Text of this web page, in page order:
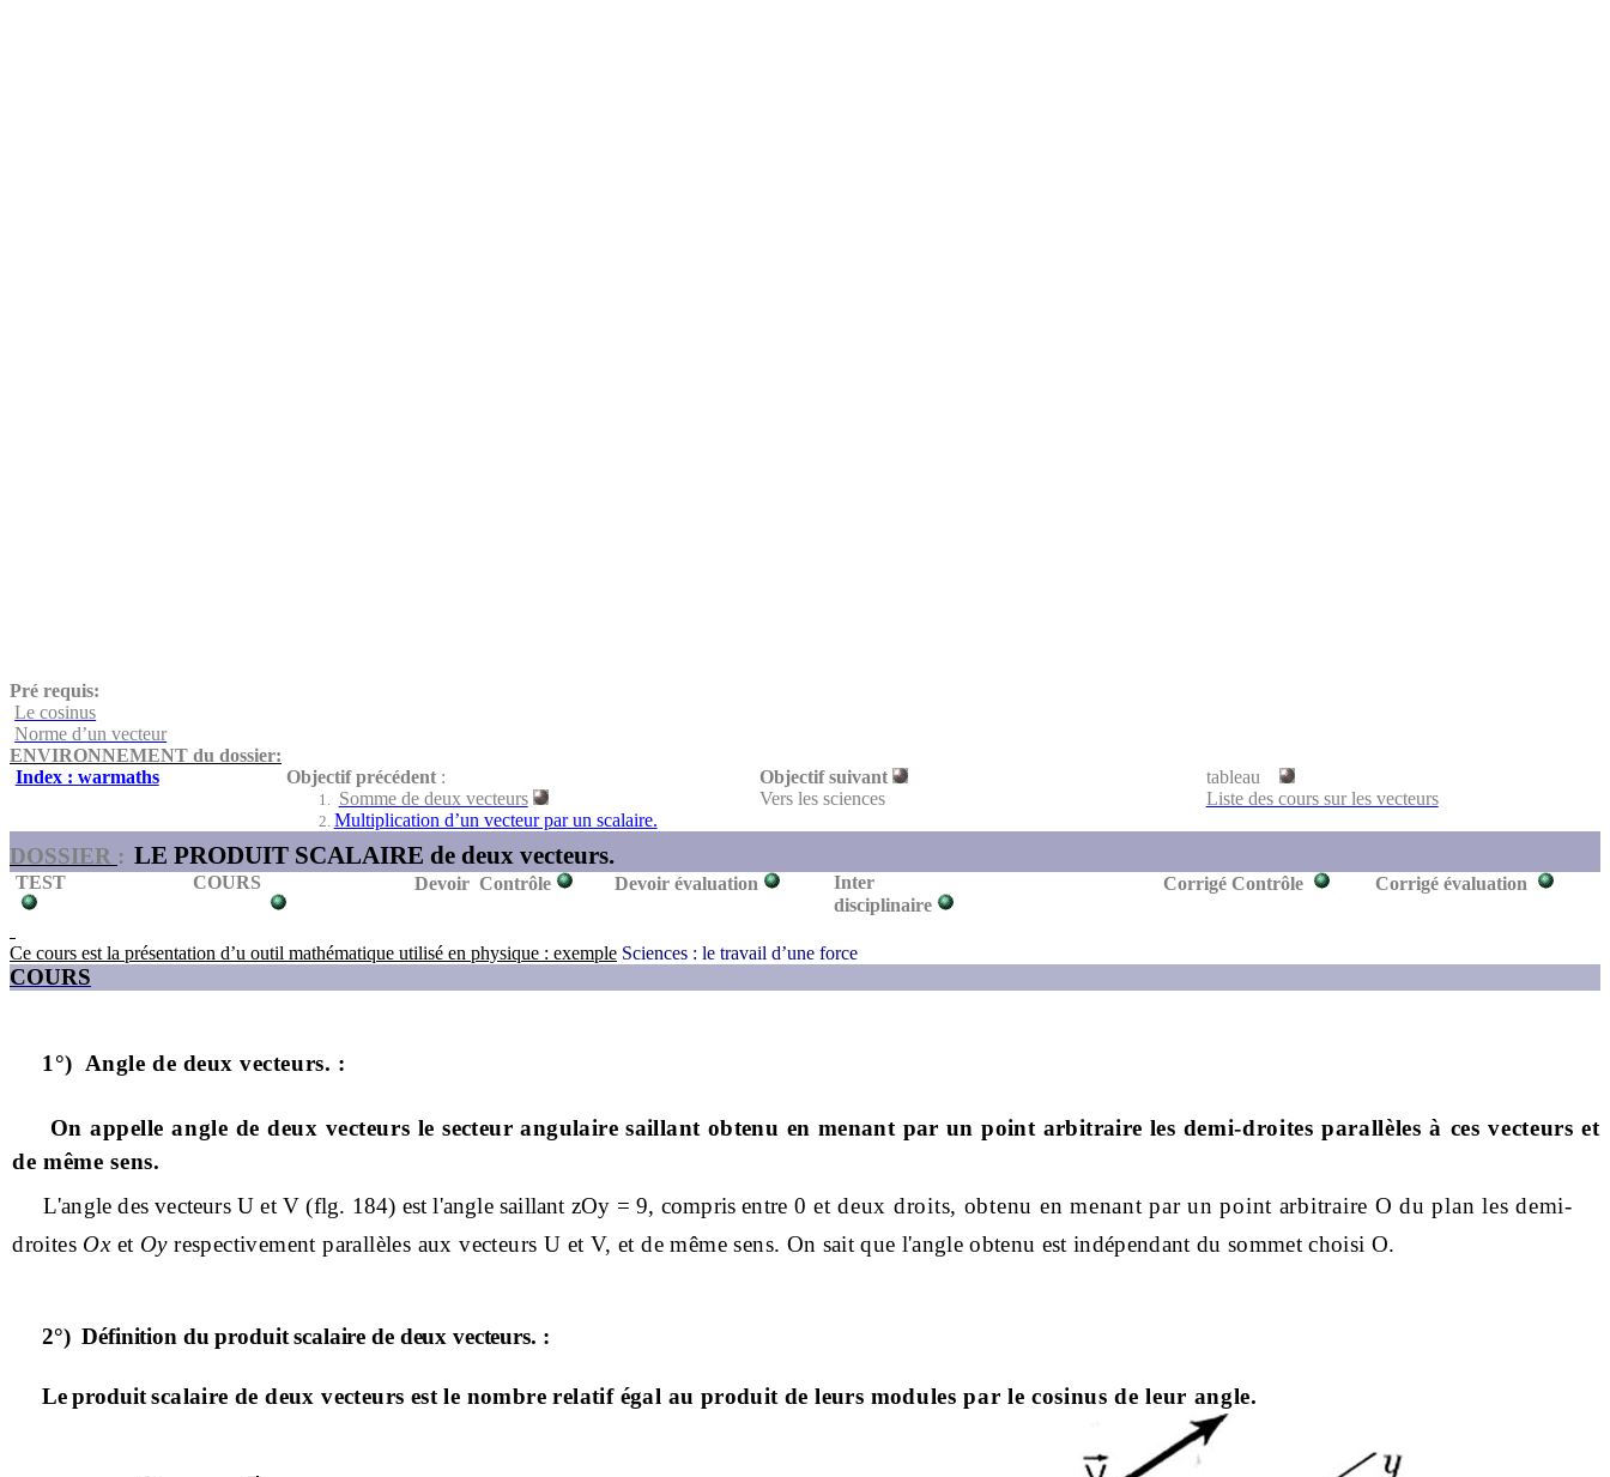
Pré requis:
Le cosinus
Norme d’un vecteur
ENVIRONNEMENT du dossier:
Index : warmaths
Objectif précédent:
Somme de deux vecteurs
Multiplication d’un vecteur par un scalaire.
Objectif suivant
Vers les sciences
tableau
Liste des cours sur les vecteurs
DOSSIER : LE PRODUIT SCALAIRE de deux vecteurs.
TEST COURS Devoir Contrôle Devoir évaluation
Inter
disciplinaire
Corrigé Contrôle Corrigé évaluation
Ce cours est la présentation d’u outil mathématique utilisé en physique : exemple Sciences : le travail d’une force
COURS
1°) Angle de deux vecteurs. :
On appelle angle de deux vecteurs lesecteur angulaire saillant obtenu en menant par un point arbitraire les demi-droites parallèles à ces vecteurs et
de même sens.
L'angle des vecteurs U et V (flg. 184) est l'angle saillant zOy = 9, compris entre 0 et deux droits, obtenu en menant par un point arbitraire O du plan les demi-
droites Ox et Oy respectivement parallèles aux vecteurs U et V, et de même sens. On sait que l'angle obtenu est indépendant du sommet choisi O.
2°) Définition du produit scalaire de deux vecteurs. :
Le produitscalaire de deux vecteurs est le nombre relatif égal au produit de leurs mo­dules par le cosinus de leur angle.